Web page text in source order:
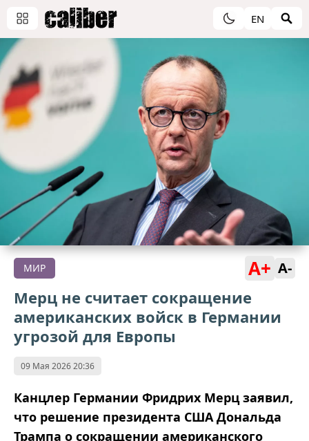
EN
МИР A+ A-
Мерц не считает сокращение
американских войск в Германии
угрозой для Европы
09 Мая 2026 20:36
Канцлер Германии Фридрих Мерц заявил,
что решение президента США Дональда
Трампа о сокращении американского